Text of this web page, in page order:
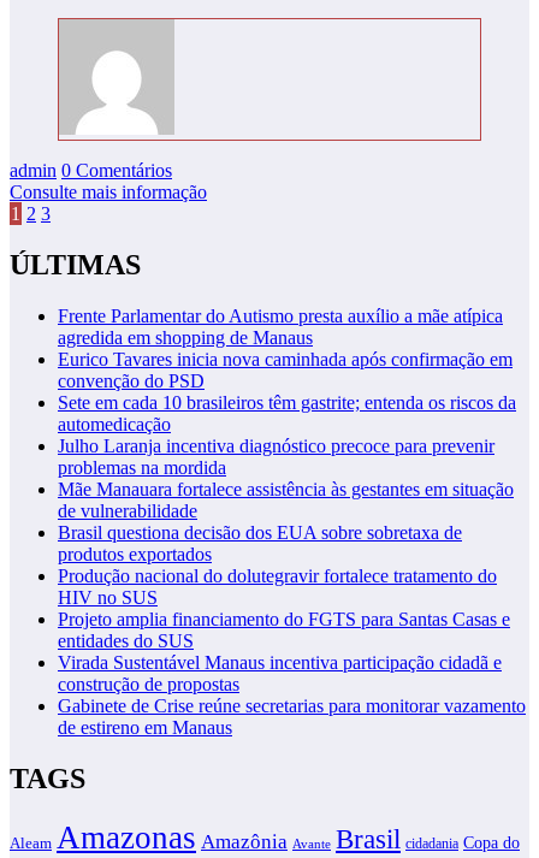
admin 0 Comentários
Consulte mais informação
Paginação
de
posts
1 2 3
ÚLTIMAS
Frente Parlamentar do Autismo presta auxílio a mãe atípica
agredida em shopping de Manaus
Eurico Tavares inicia nova caminhada após confirmação em
convenção do PSD
Sete em cada 10 brasileiros têm gastrite; entenda os riscos da
automedicação
Julho Laranja incentiva diagnóstico precoce para prevenir
problemas na mordida
Mãe Manauara fortalece assistência às gestantes em situação
de vulnerabilidade
Brasil questiona decisão dos EUA sobre sobretaxa de
produtos exportados
Produção nacional do dolutegravir fortalece tratamento do
HIV no SUS
Projeto amplia financiamento do FGTS para Santas Casas e
entidades do SUS
Virada Sustentável Manaus incentiva participação cidadã e
construção de propostas
Gabinete de Crise reúne secretarias para monitorar vazamento
de estireno em Manaus
TAGS
Aleam Amazonas Amazônia Avante Brasil cidadania Copa do